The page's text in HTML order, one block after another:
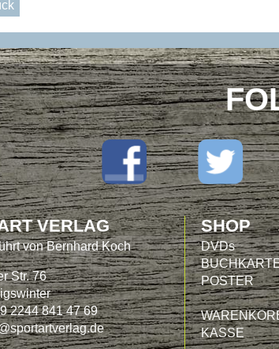
VERLAG
von Bernhard Koch
Str. 76
2244 841 47 69
SHOP
DVDs
POSTER
KASSE